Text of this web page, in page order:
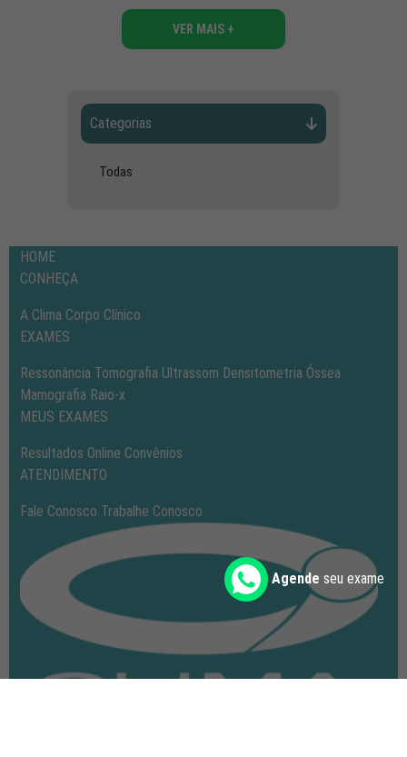
VER MAIS +
Categorias
Todas
HOME
CONHEÇA
A Clima Corpo Clínico
EXAMES
Ressonância Tomografia Ultrassom Densitometria Óssea
Mamografia Raio-x
MEUS EXAMES
Resultados Online Convênios
ATENDIMENTO
Fale Conosco Trabalhe Conosco
Agende seu exame